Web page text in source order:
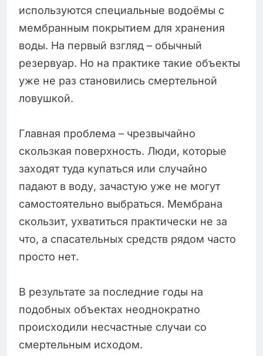
используются специальные водоёмы с
мембранным покрытием для хранения
воды. На первый взгляд – обычный
резервуар. Но на практике такие объекты
уже не раз становились смертельной
ловушкой.
Главная проблема – чрезвычайно
скользкая поверхность. Люди, которые
заходят туда купаться или случайно
падают в воду, зачастую уже не могут
самостоятельно выбраться. Мембрана
скользит, ухватиться практически не за
что, а спасательных средств рядом часто
просто нет.
В результате за последние годы на
подобных объектах неоднократно
происходили несчастные случаи со
смертельным исходом.